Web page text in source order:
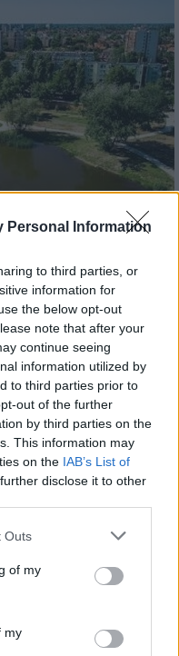
Personal Information
to third parties, or
information for
the below opt-out
note that after your
continue seeing
information utilized by
to third parties prior to
out of the further
by third parties on the
This information may
on the IAB’s List of
disclose it to other
one or more Google
You may click to
its third-party tags to
in below Google
Outs
of my
my
a Lakatos úti
kanyarog a Dolgozó utca,
felel a Profunda Bau.
parkolók
– helyben tartják a
az okosan működő
rejtett, zöld